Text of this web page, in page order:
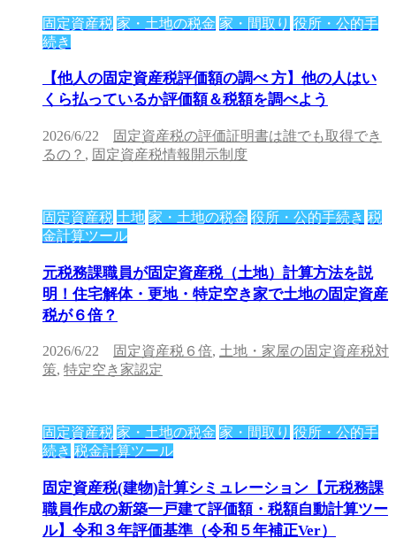
固定資産税 家・土地の税金 家・間取り 役所・公的手
続き
【他人の固定資産税評価額の調べ 方】他の人はい
くら払っているか評価額＆税額を調べよう
2026/6/22
固定資産税の評価証明書は誰でも取得でき
るの？ , 固定資産税情報開示制度
固定資産税 土地 家・土地の税金 役所・公的手続き 税
金計算ツール
元税務課職員が固定資産税（土地）計算方法を説
明！住宅解体・更地・特定空き家で土地の固定資産
税が６倍？
2026/6/22 固定資産税６倍, 土地・家屋の固定資産税対
策, 特定空き家認定
固定資産税 家・土地の税金 家・間取り 役所・公的手
続き 税金計算ツール
固定資産税(建物)計算シミュレーション【元税務課
職員作成の新築一戸建て評価額・税額自動計算ツー
ル】令和３年評価基準（令和５年補正Ver）